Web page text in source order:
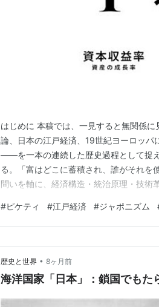
はじめに 本稿では、一見すると無関係
論、日本の江戸経済、19世紀ヨーロッ
――を一本の連続した歴史過程として捉
る。「富はどこに蓄積され、誰がそれを
問いを軸に、経済構造・統治原理・技術
> g ここで r は資本収益率、g は経済成
る社会では、 労働よりも資本が…
#ピケティ #江戸経済 #ジャポニズム
歴史と世界 • 8ヶ月前
海洋国家「日本」：鎖国でもた